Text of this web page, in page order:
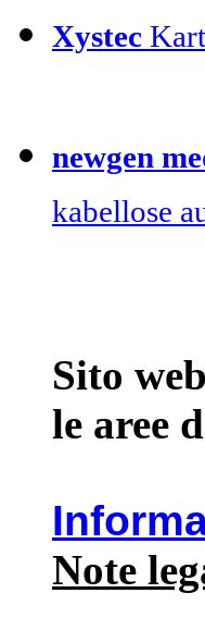
Xystec
newgen
kabellose
Sito
le aree
Note